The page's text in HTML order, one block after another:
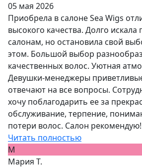
05 мая 2026
Приобрела в салоне Sea Wigs
высокого качества. Долго искала
салонам, но остановила свой
этом. Большой выбор
качественных волос. Уютная
Девушки-менеджеры
отвечают на все вопросы.
хочу поблагодарить ее за
обслуживание, терпение,
потери волос. Салон рекомендую!
Читать полностью
М
Мария Т.